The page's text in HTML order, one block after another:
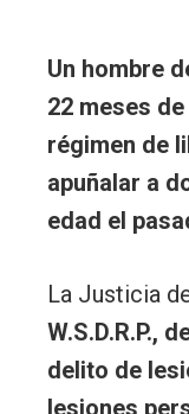
Un hombre
22 meses
régimen de
apuñalar a
edad el
La Justicia
W.S.D.R.P.,
delito de
lesiones